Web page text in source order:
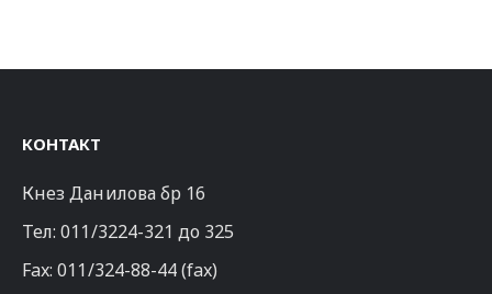
КОНТАКТ
Кнез Данилова бр 16
Тел:011/3224-321 до 325
Fax: 011/324-88-44 (fax)